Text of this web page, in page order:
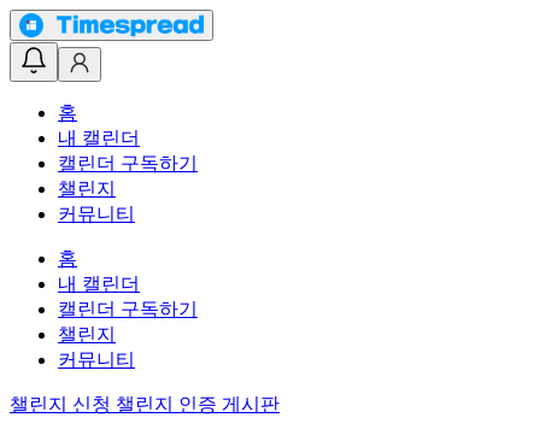
홈
내 캘린더
캘린더 구독하기
챌린지
커뮤니티
홈
내 캘린더
캘린더 구독하기
챌린지
커뮤니티
챌린지 신청 챌린지 인증 게시판